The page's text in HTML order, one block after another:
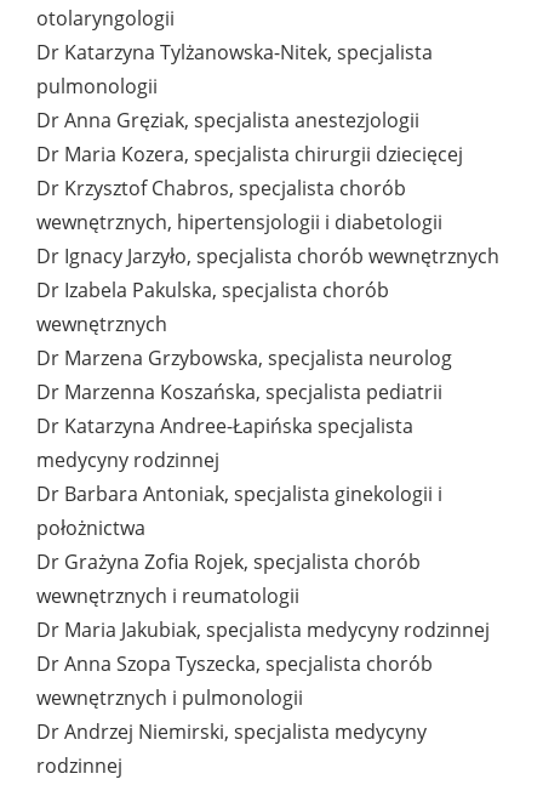
otolaryngologii
Dr Katarzyna Tylżanowska-Nitek, specjalista
pulmonologii
Dr Anna Gręziak, specjalista anestezjologii
Dr Maria Kozera, specjalista chirurgii dziecięcej
Dr Krzysztof Chabros, specjalista chorób
wewnętrznych, hipertensjologii i diabetologii
Dr Ignacy Jarzyło, specjalista chorób wewnętrznych
Dr Izabela Pakulska, specjalista chorób
wewnętrznych
Dr Marzena Grzybowska, specjalista neurolog
Dr Marzenna Koszańska, specjalista pediatrii
Dr Katarzyna Andree-Łapińska specjalista
medycyny rodzinnej
Dr Barbara Antoniak, specjalista ginekologii i
położnictwa
Dr Grażyna Zofia Rojek, specjalista chorób
wewnętrznych i reumatologii
Dr Maria Jakubiak, specjalista medycyny rodzinnej
Dr Anna Szopa Tyszecka, specjalista chorób
wewnętrznych i pulmonologii
Dr Andrzej Niemirski, specjalista medycyny
rodzinnej